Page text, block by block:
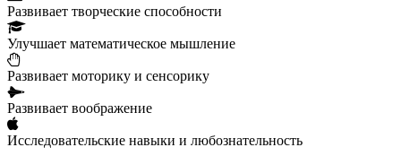
Развивает творческие способности
Улучшает математическое мышление
Развивает моторику и сенсорику
Развивает воображение
Исследовательские навыки и любознательность